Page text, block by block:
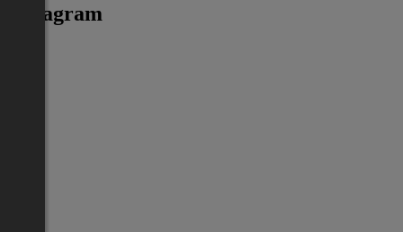
Instagram